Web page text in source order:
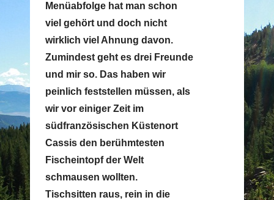
Menüabfolge hat man schon
viel gehört und doch nicht
wirklich viel Ahnung davon.
Zumindest geht es drei Freunde
und mir so. Das haben wir
peinlich feststellen müssen, als
wir vor einiger Zeit im
südfranzösischen Küstenort
Cassis den berühmtesten
Fischeintopf der Welt
schmausen wollten.
Tischsitten raus, rein in die